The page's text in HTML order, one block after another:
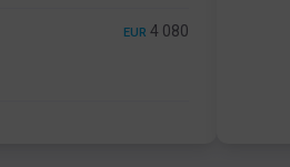
EUR 4 080